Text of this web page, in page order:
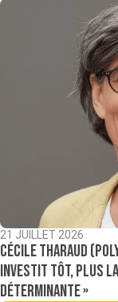
21 JUILLET 2026
Cécile Tharaud
investit tôt, plus la
déterminante »